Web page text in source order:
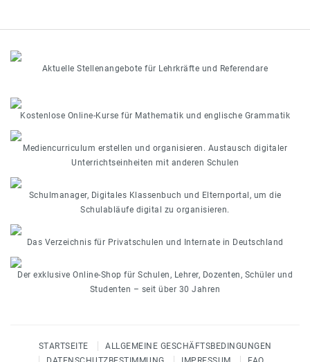
Aktuelle Stellenangebote für Lehrkräfte und Referendare
Kostenlose Online-Kurse für Mathematik und englische Grammatik
Mediencurriculum erstellen und organisieren. Austausch digitaler
Unterrichtseinheiten mit anderen Schulen
Schulmanager, Digitales Klassenbuch und Elternportal, um die
Schulabläufe digital zu organisieren.
Das Verzeichnis für Privatschulen und Internate in Deutschland
Der exklusive Online-Shop für Schulen, Lehrer, Dozenten, Schüler und
Studenten – seit über 30 Jahren
STARTSEITE
ALLGEMEINE GESCHÄFTSBEDINGUNGEN